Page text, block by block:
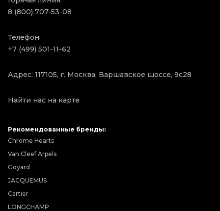
8 (800) 707-53-08
Телефон:
+7 (499) 501-11-62
Адрес: 117105, г. Москва, Варшавское шоссе, 9с28
Найти нас на карте
Рекомендованные бренды:
Chrome Hearts
Van Cleef Arpels
Goyard
JACQUEMUS
Cartier
LONGCHAMP